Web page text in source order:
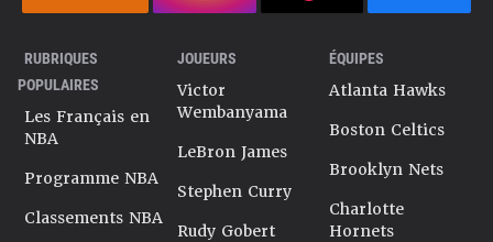
RUBRIQUES
POPULAIRES
Les Français en
NBA
Programme NBA
Classements NBA
JOUEURS
Victor
Wembanyama
LeBron James
Stephen Curry
Rudy Gobert
ÉQUIPES
Atlanta Hawks
Boston Celtics
Brooklyn Nets
Charlotte
Hornets